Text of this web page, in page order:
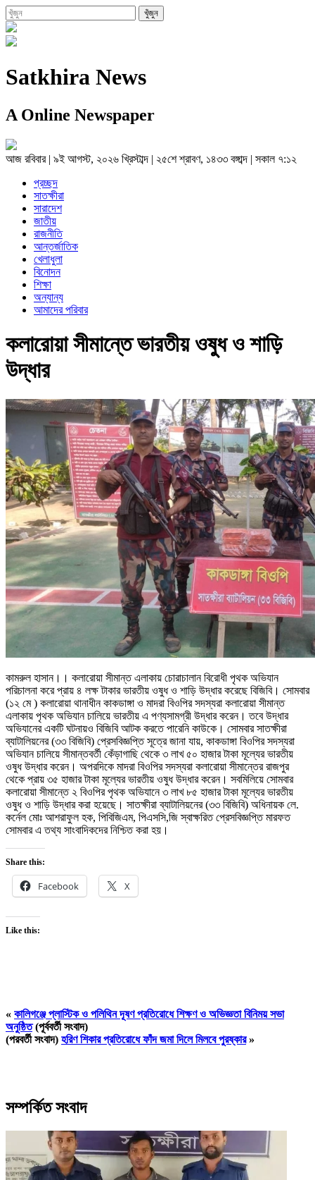
Satkhira News
A Online Newspaper
আজ রবিবার| ৯ই আগস্ট, ২০২৬ খ্রিস্টাব্দ | ২৫শে শ্রাবণ, ১৪৩৩ বঙ্গাব্দ | সকাল ৭:১২
প্রচ্ছদ
সাতক্ষীরা
সারাদেশ
জাতীয়
রাজনীতি
আন্তর্জাতিক
খেলাধুলা
বিনোদন
শিক্ষা
অন্যান্য
আমাদের পরিবার
কলারোয়া সীমান্তে ভারতীয় ওষুধ ও শাড়ি
উদ্ধার
কামরুল হাসান।। কলারোয়া সীমান্ত এলাকায় চোরাচালান বিরোধী পৃথক অভিযান
পরিচালনা করে প্রায় ৪ লক্ষ টাকার ভারতীয় ওষুধ ও শাড়ি উদ্ধার করেছে বিজিবি। সোমবার
(১২ মে ) কলারোয়া থানাধীন কাকডাঙ্গা ও মাদরা বিওপির সদস্যরা কলারোয়া সীমান্ত
এলাকায় পৃথক অভিযান চালিয়ে ভারতীয় এ পণ্যসামগ্রী উদ্ধার করেন। তবে উদ্ধার
অভিযানের একটি ঘটনায়ও বিজিবি আটক করতে পারেনি কাউকে। সোমবার সাতক্ষীরা
ব্যাটালিয়নের (৩৩ বিজিবি) প্রেসবিজ্ঞপ্তি সূত্রে জানা যায়, কাকডাঙ্গা বিওপির সদস্যরা
অভিযান চালিয়ে সীমান্তবর্তী কেঁড়াগাছি থেকে ৩ লাখ ৫০ হাজার টাকা মূল্যের ভারতীয়
ওষুধ উদ্ধার করেন। অপরদিকে মাদরা বিওপির সদস্যরা কলারোয়া সীমান্তের রাজপুর
থেকে প্রায় ৩৫ হাজার টাকা মূল্যের ভারতীয় ওষুধ উদ্ধার করেন। সবমিলিয়ে সোমবার
কলারোয়া সীমান্তে ২ বিওপির পৃথক অভিযানে ৩ লাখ ৮৫ হাজার টাকা মূল্যের ভারতীয়
ওষুধ ও শাড়ি উদ্ধার করা হয়েছে। সাতক্ষীরা ব্যাটালিয়নের (৩৩ বিজিবি) অধিনায়ক লে.
কর্নেল মোঃ আশরাফুল হক, পিবিজিএম, পিএসসি,জি স্বাক্ষরিত প্রেসবিজ্ঞপ্তি মারফত
সোমবার এ তথ্য সাংবাদিকদের নিশ্চিত করা হয়।
Share this:
Facebook X
Like this:
« কালিগঞ্জে প্লাস্টিক ও পলিথিন দূষণ প্রতিরোধে শিক্ষণ ও অভিজ্ঞতা বিনিময় সভা
অনুষ্ঠিত(পূর্ববর্তী সংবাদ)
(পরবর্তী সংবাদ) হরিণ শিকার প্রতিরোধে ফাঁদ জমা দিলে মিলবে পুরষ্কার»
সম্পর্কিত সংবাদ